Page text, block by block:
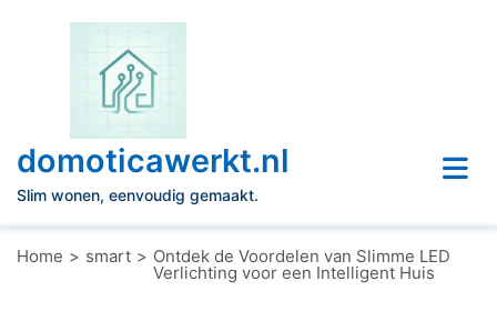
domoticawerkt.nl
Slim wonen, eenvoudig gemaakt.
Home smart Ontdek de Voordelen van Slimme LED
Verlichting voor een Intelligent Huis